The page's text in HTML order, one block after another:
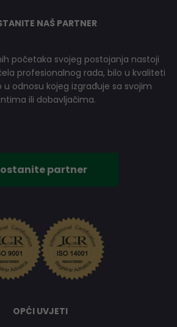
NAŠ PARTNER
početaka svojeg postojanja nastoji
profesionalnog rada, bilo u kvaliteti
u odnosu kojeg izgrađuje sa svojim
ili dobavljačima.
partner
OPĆI UVJETI